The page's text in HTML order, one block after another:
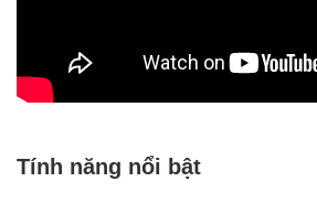
Tính năng nổi bật